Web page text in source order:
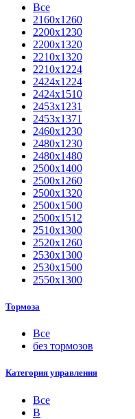
Все
2160х1260
2200х1230
2200х1320
2210x1320
2210х1224
2424х1224
2424х1510
2453х1231
2453х1371
2460х1230
2480х1230
2480х1480
2500x1400
2500х1260
2500х1320
2500х1500
2500х1512
2510х1300
2520х1260
2530х1300
2530х1500
2550х1300
Тормоза
Все
без тормозов
Категория управления
Все
B